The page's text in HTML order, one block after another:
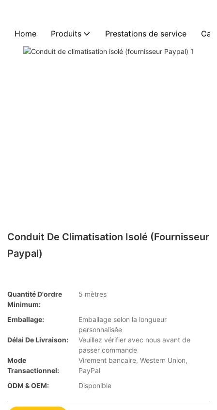
Home Produits Prestations de service Cas
Conduit De Climatisation Isolé (fournisseur
Paypal)
Quantité D'ordre
Minimum:
5 mètres
Emballage:
Emballage selon la longueur
personnalisée
Délai De Livraison:
Veuillez vérifier avec nous avant de
passer commande
Mode
Transactionnel:
Virement bancaire, Western Union,
PayPal
ODM & OEM:
Disponible